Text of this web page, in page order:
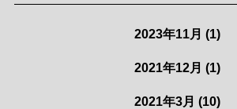
2023年11月 (1)
2021年12月 (1)
2021年3月 (10)